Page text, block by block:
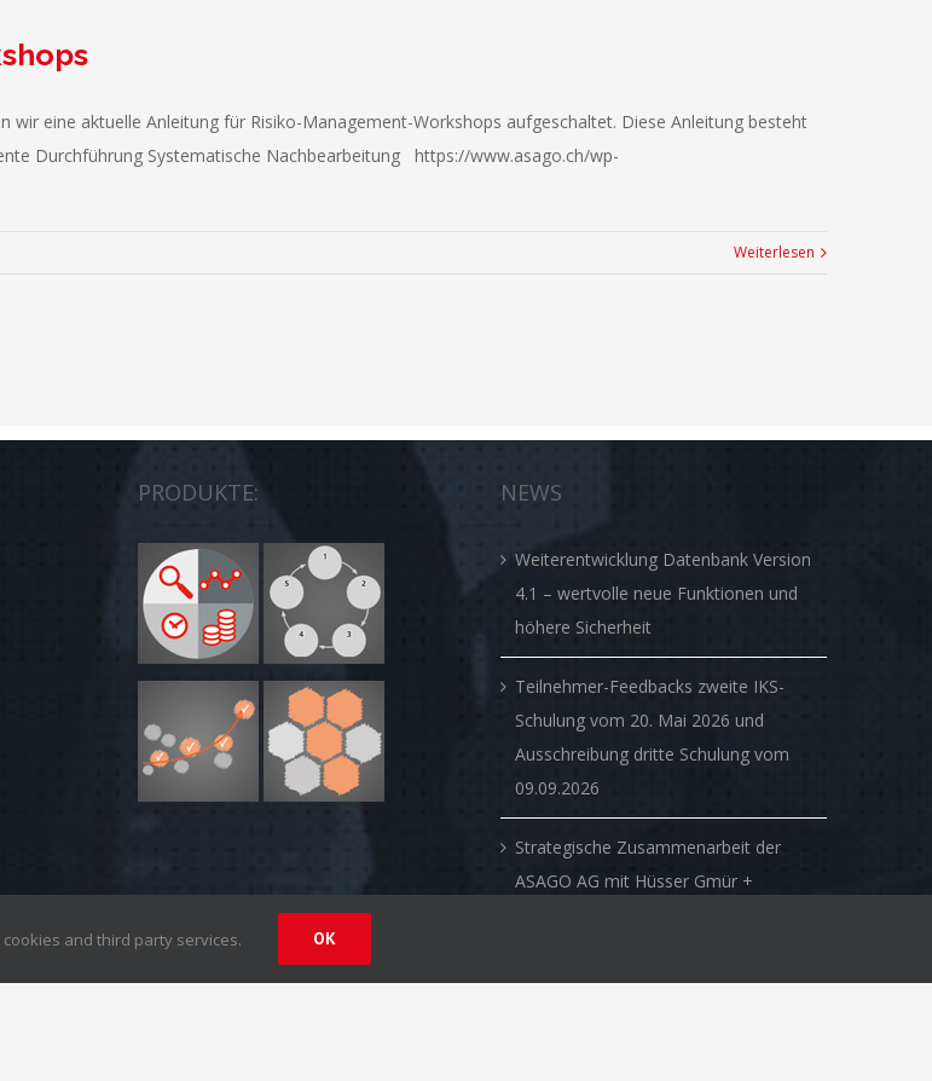
eine aktuelle Anleitung für Risiko-Management-Workshops aufgeschaltet. Diese Anleitung besteht
Durchführung Systematische Nachbearbeitung https://www.asago.ch/wp-
Weiterlesen
PRODUKTE: NEWS
Weiterentwicklung Datenbank Version
4.1 – wertvolle neue Funktionen und
höhere Sicherheit
Teilnehmer-Feedbacks zweite IKS-
Schulung vom 20. Mai 2026 und
Ausschreibung dritte Schulung vom
09.09.2026
Strategische Zusammenarbeit der
ASAGO AG mit Hüsser Gmür +
innovativen digitalen Lösungen
and third party services. OK